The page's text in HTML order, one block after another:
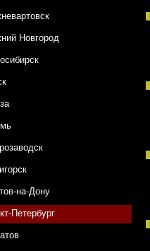
Новгород
на-Дону
Петербург